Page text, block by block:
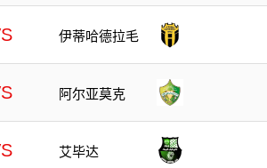
伊蒂哈德拉毛
阿尔亚莫克
艾毕达